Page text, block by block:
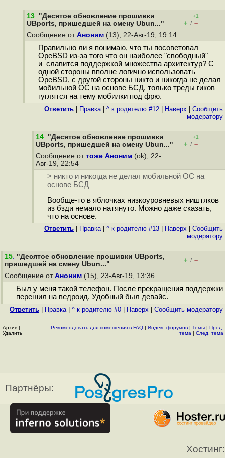
13. "Десятое обновление прошивки
UBports, пришедшей на смену Ubun..."
+1
+ / –
Сообщение от Аноним (13), 22-Авг-19, 19:14
Правильно ли я понимаю, что ты посоветовал
OpeBSD из-за того что он наиболее "свободный"
и славится поддержкой множества архитектур? С
одной стороны вполне логично использовать
OpeBSD, с другой стороны никто и никогда не делал
мобильной ОС на основе БСД, только треды гиков
гуглятся на тему мобилки под фрю.
Ответить Правка| ^ к родителю #12 Наверх
Cообщить
модератору
14. "Десятое обновление прошивки
UBports, пришедшей на смену Ubun..."
+1
+ / –
Сообщение от тоже Аноним (ok), 22-
Авг-19, 22:54
> никто и никогда не делал мобильной ОС на
основе БСД
Вообще-то в яблочках низкоуровневых ништяков
из бзди немало натянуто. Можно даже сказать,
что на основе.
Ответить Правка| ^ к родителю #13 Наверх
Cообщить
модератору
15. "Десятое обновление прошивки UBports,
пришедшей на смену Ubun..."
+ / –
Сообщение от Аноним (15), 23-Авг-19, 13:36
Был у меня такой телефон. После прекращения поддержки
перешил на ведроид. Удобный был девайс.
Ответить Правка| ^ к родителю #0 Наверх Cообщить модератору
Архив |
Удалить
Рекомендовать для помещения в FAQ | Индекс форумов | Темы | Пред.
тема | След. тема
Партнёры:
Хостинг: